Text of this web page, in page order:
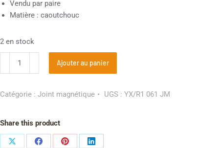
Vendu par paire
Matière : caoutchouc
2 en stock
Ajouter au panier
Catégorie : Joint magnétique UGS : YX/R1 061 JM
Share this product